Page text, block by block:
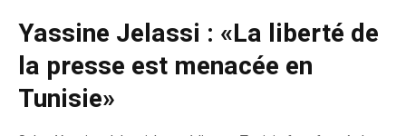
Yassine Jelassi : «La liberté de
la presse est menacée en
Tunisie»